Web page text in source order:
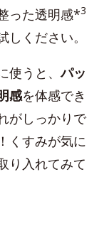
った透明感*3
ください。
使うと、パッ
感を体感でき
がしっかりで
くすみが気に
り入れてみて